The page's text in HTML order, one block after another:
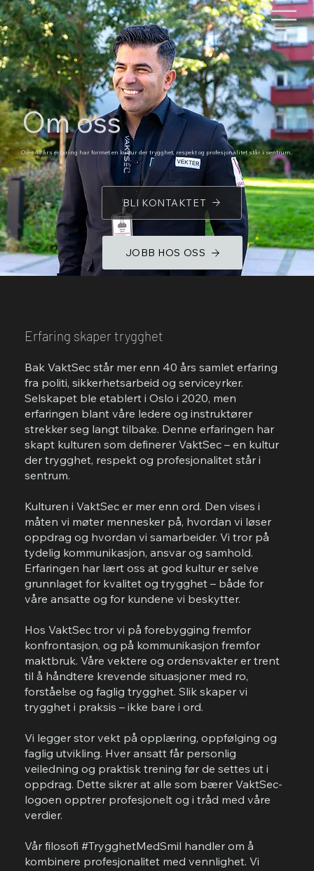
Om oss
Over 40 års erfaring har formet en kultur der trygghet, respekt og profesjonalitet står i sentrum.
JOBB HOS OSS
BLI KONTAKTET
Erfaring skaper trygghet
Bak VaktSec står mer enn 40 års samlet erfaring
fra politi, sikkerhetsarbeid og serviceyrker.
Selskapet ble etablert i Oslo i 2020, men
erfaringen blant våre ledere og instruktører
strekker seg langt tilbake. Denne erfaringen har
skapt kulturen som definerer VaktSec – en kultur
der trygghet, respekt og profesjonalitet står i
sentrum.
Kulturen i VaktSec er mer enn ord. Den vises i
måten vi møter mennesker på, hvordan vi løser
oppdrag og hvordan vi samarbeider. Vi tror på
tydelig kommunikasjon, ansvar og samhold.
Erfaringen har lært oss at god kultur er selve
grunnlaget for kvalitet og trygghet – både for
våre ansatte og for kundene vi beskytter.
Hos VaktSec tror vi på forebygging fremfor
konfrontasjon, og på kommunikasjon fremfor
maktbruk. Våre vektere og ordensvakter er trent
til å håndtere krevende situasjoner med ro,
forståelse og faglig trygghet. Slik skaper vi
trygghet i praksis – ikke bare i ord.
Vi legger stor vekt på opplæring, oppfølging og
faglig utvikling. Hver ansatt får personlig
veiledning og praktisk trening før de settes ut i
oppdrag. Dette sikrer at alle som bærer VaktSec-
logoen opptrer profesjonelt og i tråd med våre
verdier.
Vår filosofi #TrygghetMedSmil handler om å
kombinere profesjonalitet med vennlighet. Vi